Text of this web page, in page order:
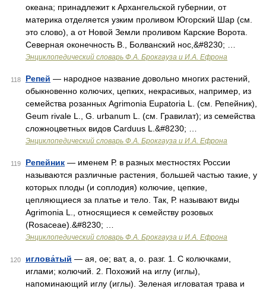
океана; принадлежит к Архангельской губернии, от
материка отделяется узким проливом Югорский Шар (см.
это слово), а от Новой Земли проливом Карские Ворота.
Северная оконечность В., Болванский нос,&#8230; …
Энциклопедический словарь Ф.А. Брокгауза и И.А. Ефрона
118 Репей — народное название довольно многих растений,
обыкновенно колючих, цепких, некрасивых, например, из
семейства розанных Agrimonia Eupatoria L. (см. Репейник),
Geum rivale L., G. urbanum L. (см. Гравилат); из семейства
сложноцветных видов Carduus L.&#8230; …
Энциклопедический словарь Ф.А. Брокгауза и И.А. Ефрона
119 Репейник — именем Р. в разных местностях России
называются различные растения, большей частью такие, у
которых плоды (и соплодия) колючие, цепкие,
цепляющиеся за платье и тело. Так, Р. называют виды
Agrimonia L., относящиеся к семейству розовых
(Rosaceae).&#8230; …
Энциклопедический словарь Ф.А. Брокгауза и И.А. Ефрона
120 иглова́тый — ая, ое; ват, а, о. разг. 1. С колючками,
иглами; колючий. 2. Похожий на иглу (иглы),
напоминающий иглу (иглы). Зеленая игловатая трава и